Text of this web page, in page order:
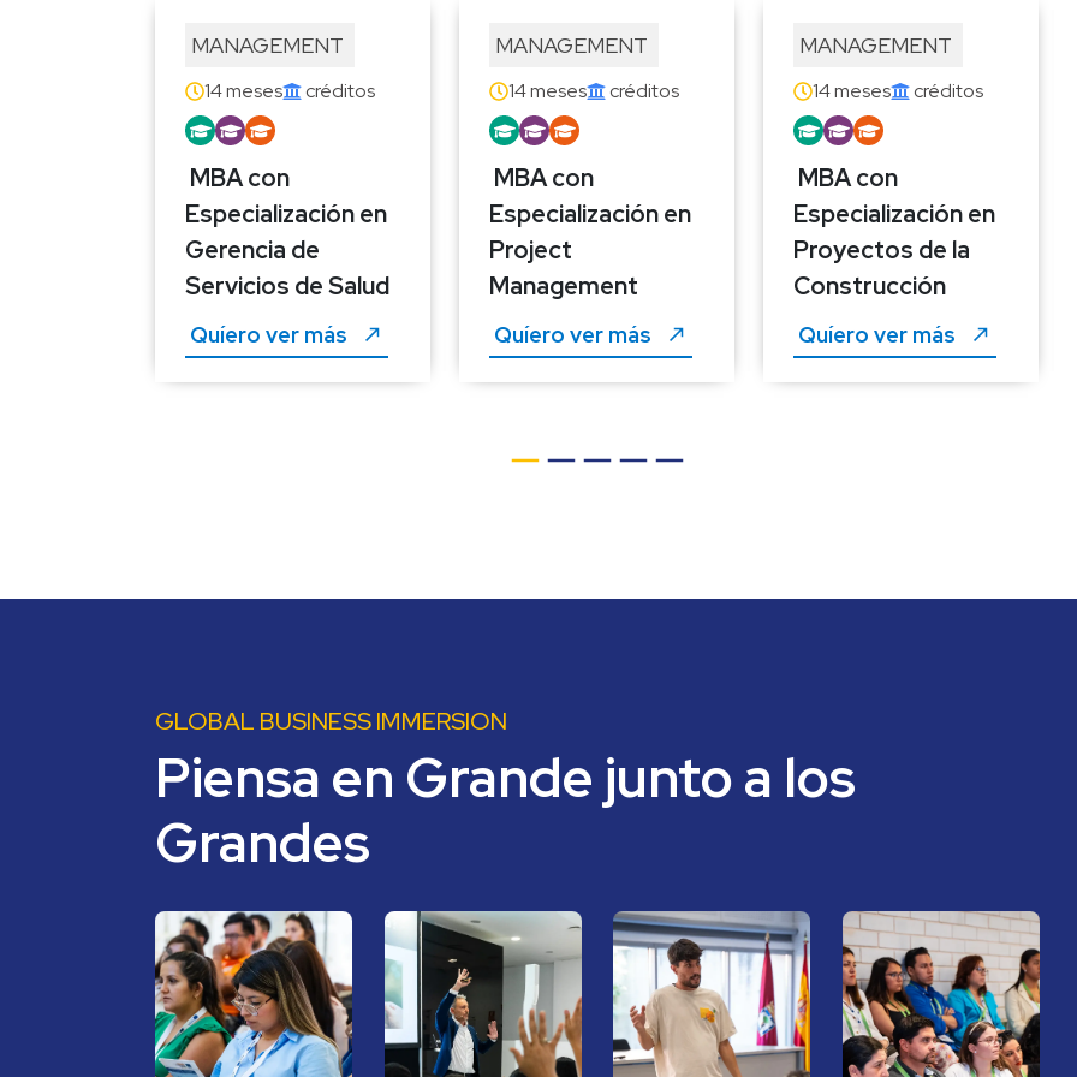
MANAGEMENT
14 meses créditos
MBA con
Especialización en
Gerencia de
Servicios de Salud
Quíero ver más
MANAGEMENT
14 meses créditos
MBA con
Especialización en
Project
Management
Quíero ver más
MANAGEMENT
14 meses créditos
MBA con
Especialización en
Proyectos de la
Construcción
Quíero ver más
GLOBAL BUSINESS IMMERSION
Piensa en Grande junto a los
Grandes